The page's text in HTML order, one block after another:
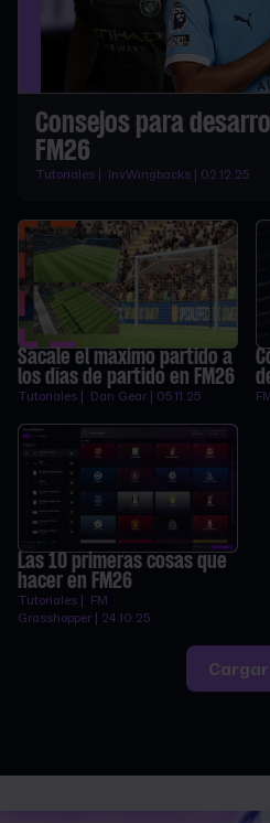
Consejos para
FM26
Tutoriales | InvWingbacks | 02.12.25
Sácale el máximo partido a
los días de partido en FM26
Tutoriales | Dan Gear | 05.11.25
Las 10 primeras cosas que
hacer en FM26
Tutoriales | FM
Grasshopper | 24.10.25